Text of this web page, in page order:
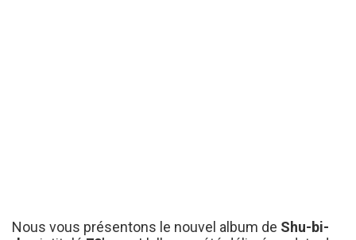
Nous vous présentons le nouvel album de Shu-bi-